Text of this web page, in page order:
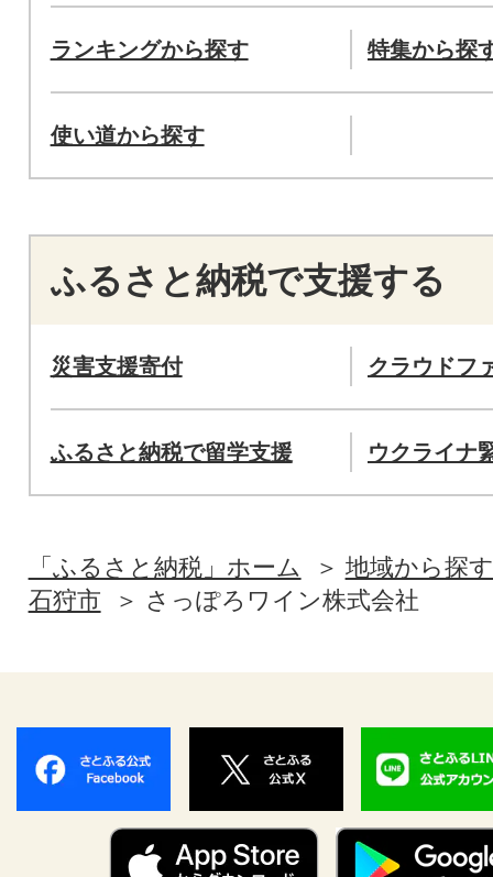
ランキングから探す 特集から探
使い道から探す
ふるさと納税で支援する
災害支援寄付 クラウドフ
ふるさと納税で留学支援 ウクライナ
「ふるさと納税」ホーム
地域から探す
石狩市
さっぽろワイン株式会社